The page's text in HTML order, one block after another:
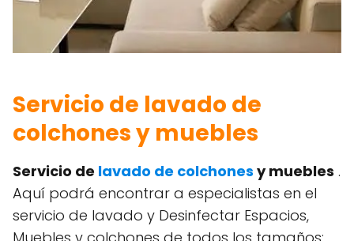
Servicio de lavado de
colchones y muebles
Servicio de lavado de colchones y muebles .
Aquí podrá encontrar a especialistas en el
servicio de lavado y Desinfectar Espacios,